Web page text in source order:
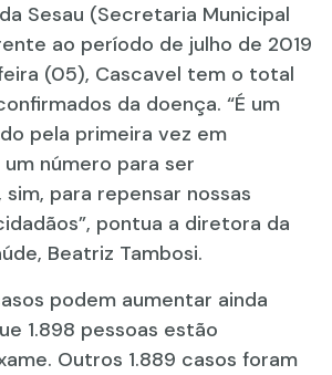
Sesau (Secretaria Municipal
ao período de julho de 2019
(05), Cascavel tem o total
da doença. “É um
pela primeira vez em
número para ser
para repensar nossas
pontua a diretora da
Beatriz Tambosi.
podem aumentar ainda
1.898 pessoas estão
Outros 1.889 casos foram